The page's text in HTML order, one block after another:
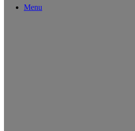
Menu